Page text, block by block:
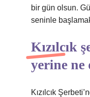
bir gün olsun.
seninle
Kızılcık
yerine ne
Kızılcık